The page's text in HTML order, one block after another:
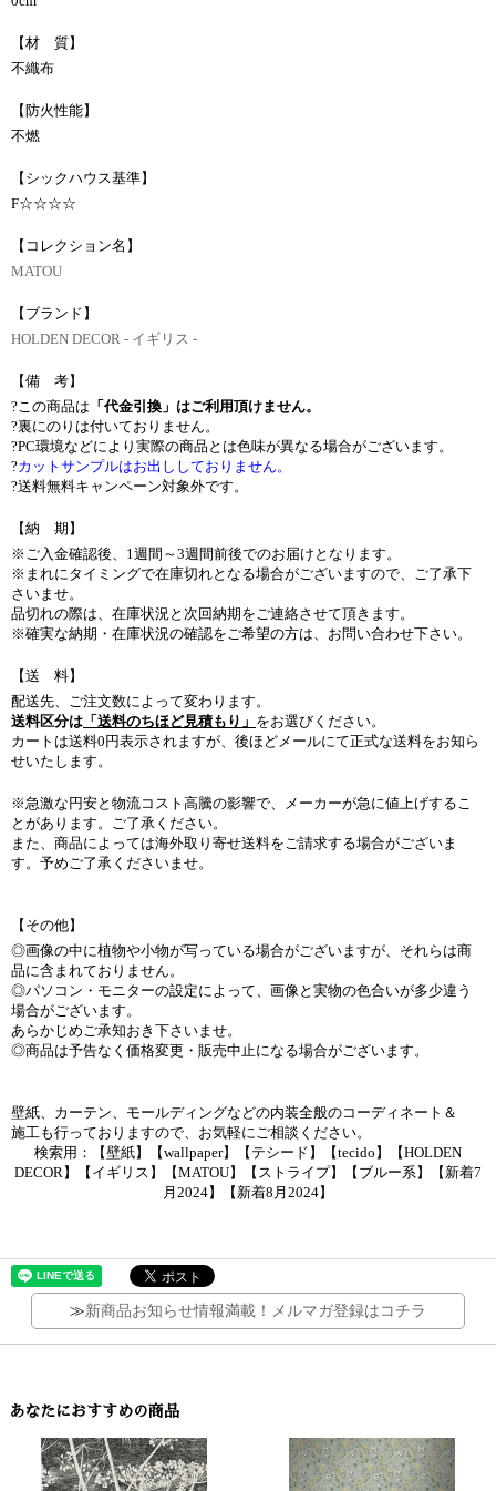
【材 質】
不織布
【防火性能】
不燃
【シックハウス基準】
F☆☆☆☆
【コレクション名】
MATOU
【ブランド】
HOLDEN DECOR - イギリス -
【備 考】
?この商品は 「代金引換」はご利用頂けません。
?裏にのりは付いておりません。
?PC環境などにより実際の商品とは色味が異なる場合がございます。
?カットサンプルはお出ししておりません。
?送料無料キャンペーン対象外です。
【納 期】
※ご入金確認後、1週間～3週間前後でのお届けとなります。
※まれにタイミングで在庫切れとなる場合がございますので、ご了承下
さいませ。
品切れの際は、在庫状況と次回納期をご連絡させて頂きます。
※確実な納期・在庫状況の確認をご希望の方は、お問い合わせ下さい。
【送 料】
配送先、ご注文数によって変わります。
送料区分は 「送料のちほど見積もり」 をお選びください。
カートは送料0円表示されますが、後ほどメールにて正式な送料をお知ら
せいたします。
※急激な円安と物流コスト高騰の影響で、メーカーが急に値上げするこ
とがあります。ご了承ください。
また、商品によっては海外取り寄せ送料をご請求する場合がございま
す。予めご了承くださいませ。
【その他】
◎画像の中に植物や小物が写っている場合がございますが、それらは商
品に含まれておりません。
◎パソコン・モニターの設定によって、画像と実物の色合いが多少違う
場合がございます。
あらかじめご承知おき下さいませ。
◎商品は予告なく価格変更・販売中止になる場合がございます。
壁紙、カーテン、モールディングなどの内装全般のコーディネート＆
施工も行っておりますので、お気軽にご相談ください。
検索用：【壁紙】【wallpaper】【テシード】【tecido】【HOLDEN
DECOR】【イギリス】【MATOU】【ストライプ】【ブルー系】【新着7
月2024】【新着8月2024】
≫新商品お知らせ情報満載！メルマガ登録はコチラ
あなたにおすすめの商品